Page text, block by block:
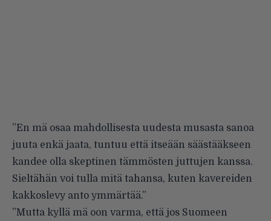
”En mä osaa mahdollisesta uudesta musasta sanoa
juuta enkä jaata, tuntuu että itseään säästääkseen
kandee olla skeptinen tämmösten juttujen kanssa.
Sieltähän voi tulla mitä tahansa, kuten kavereiden
kakkoslevy anto ymmärtää.”
”Mutta kyllä mä oon varma, että jos Suomeen